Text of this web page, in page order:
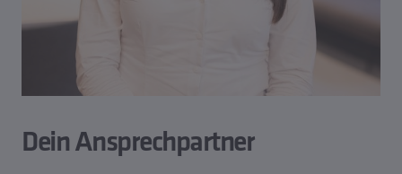
Dein Ansprechpartner